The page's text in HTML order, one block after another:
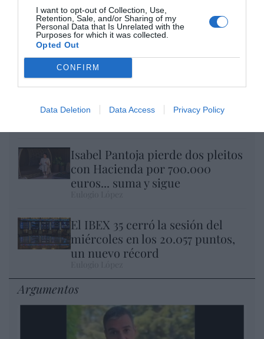
I want to opt-out of Collection, Use,
Retention, Sale, and/or Sharing of my
Personal Data that Is Unrelated with the
Purposes for which it was collected.
Opted Out
CONFIRM
Data Deletion Data Access Privacy Policy
son las patentes
Isabel Pantoja pierde dos pleitos
con Hacienda por 700.000
euros... suma y sigue
El IBEX 35 cerró la sesión del
miércoles en los 20.057 puntos,
un nuevo récord
Argumentos